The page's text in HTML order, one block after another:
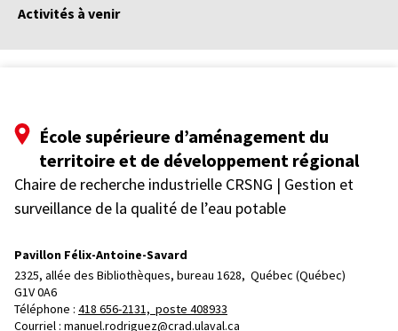
Activités à venir
École supérieure d’aménagement du
territoire et de développement régional
Chaire de recherche industrielle CRSNG | Gestion et
surveillance de la qualité de l’eau potable
Pavillon Félix-Antoine-Savard
2325, allée des Bibliothèques, bureau 1628, Québec (Québec)
G1V 0A6
Téléphone : 418 656-2131, poste 408933
Courriel : manuel.rodriguez@crad.ulaval.ca